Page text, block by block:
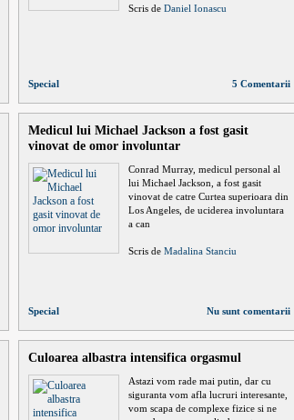
Scris de Daniel Ionascu
Special 5 Comentarii
Medicul lui Michael Jackson a fost gasit
vinovat de omor involuntar
Conrad Murray, medicul personal al
lui Michael Jackson, a fost gasit
vinovat de catre Curtea superioara din
Los Angeles, de uciderea involuntara
a can
Scris de Madalina Stanciu
Special Nu sunt comentarii
Culoarea albastra intensifica orgasmul
Astazi vom rade mai putin, dar cu
siguranta vom afla lucruri interesante,
vom scapa de complexe fizice si ne